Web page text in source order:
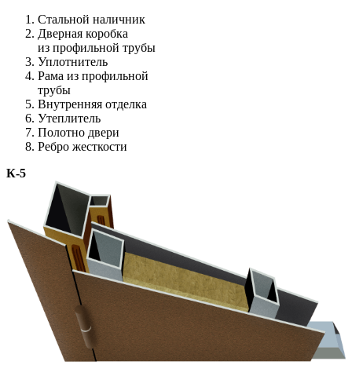
Стальной наличник
Дверная коробка
из профильной трубы
Уплотнитель
Рама из профильной
трубы
Внутренняя отделка
Утеплитель
Полотно двери
Ребро жесткости
К-5